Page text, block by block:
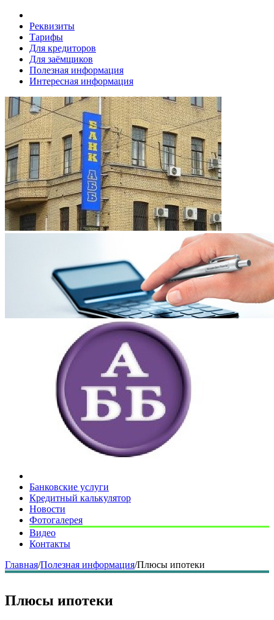
Реквизиты
Тарифы
Для кредиторов
Для заёмщиков
Полезная информация
Интересная информация
Банковские услуги
Кредитный калькулятор
Новости
Фотогалерея
Видео
Контакты
Главная/Полезная информация/Плюсы ипотеки
Плюсы ипотеки